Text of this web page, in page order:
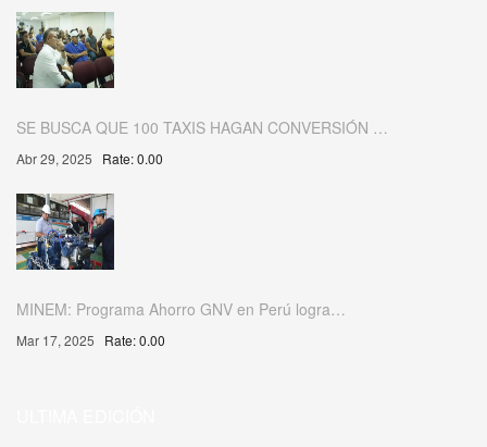
SE BUSCA QUE 100 TAXIS HAGAN CONVERSIÓN …
Abr 29, 2025 Rate: 0.00
MINEM: Programa Ahorro GNV en Perú logra…
Mar 17, 2025 Rate: 0.00